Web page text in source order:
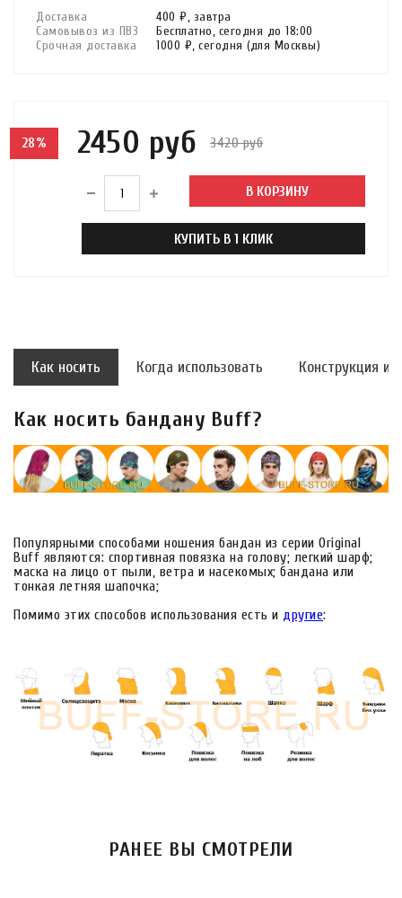
Доставка 400 ₽, завтра
Самовывоз из ПВЗ
Бесплатно, сегодня до 18:00
Срочная доставка
1000 ₽, сегодня (для Москвы)
28% 2450 руб 3420 руб
В КОРЗИНУ
КУПИТЬ В 1 КЛИК
Как носить Когда использовать Конструкция и
Как носить бандану Buff?
Популярными способами ношения бандан из серии Original
Buff являются: спортивная повязка на голову; легкий шарф;
маска на лицо от пыли, ветра и насекомых; бандана или
тонкая летняя шапочка;
Помимо этих способов использования есть и другие:
РАНЕЕ ВЫ СМОТРЕЛИ